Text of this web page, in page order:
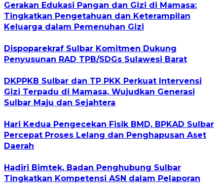
Gerakan Edukasi Pangan dan Gizi di Mamasa:
Tingkatkan Pengetahuan dan Keterampilan
Keluarga dalam Pemenuhan Gizi
Dispoparekraf Sulbar Komitmen Dukung
Penyusunan RAD TPB/SDGs Sulawesi Barat
DKPPKB Sulbar dan TP PKK Perkuat Intervensi
Gizi Terpadu di Mamasa, Wujudkan Generasi
Sulbar Maju dan Sejahtera
Hari Kedua Pengecekan Fisik BMD, BPKAD Sulbar
Percepat Proses Lelang dan Penghapusan Aset
Daerah
Hadiri Bimtek, Badan Penghubung Sulbar
Tingkatkan Kompetensi ASN dalam Pelaporan